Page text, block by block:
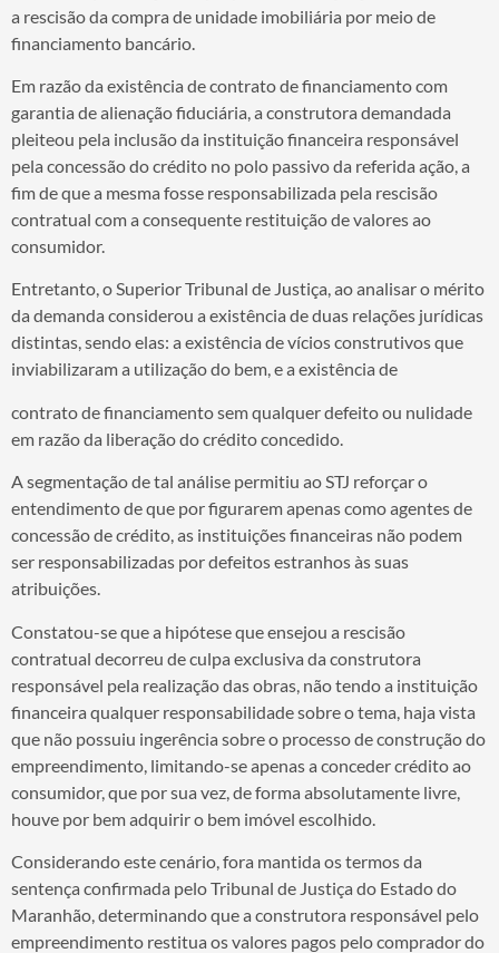
a rescisão da compra de unidade imobiliária por meio de
financiamento bancário.
Em razão da existência de contrato de financiamento com
garantia de alienação fiduciária, a construtora demandada
pleiteou pela inclusão da instituição financeira responsável
pela concessão do crédito no polo passivo da referida ação, a
fim de que a mesma fosse responsabilizada pela rescisão
contratual com a consequente restituição de valores ao
consumidor.
Entretanto, o Superior Tribunal de Justiça, ao analisar o mérito
da demanda considerou a existência de duas relações jurídicas
distintas, sendo elas: a existência de vícios construtivos que
inviabilizaram a utilização do bem, e a existência de
contrato de financiamento sem qualquer defeito ou nulidade
em razão da liberação do crédito concedido.
A segmentação de tal análise permitiu ao STJ reforçar o
entendimento de que por figurarem apenas como agentes de
concessão de crédito, as instituições financeiras não podem
ser responsabilizadas por defeitos estranhos às suas
atribuições.
Constatou-se que a hipótese que ensejou a rescisão
contratual decorreu de culpa exclusiva da construtora
responsável pela realização das obras, não tendo a instituição
financeira qualquer responsabilidade sobre o tema, haja vista
que não possuiu ingerência sobre o processo de construção do
empreendimento, limitando-se apenas a conceder crédito ao
consumidor, que por sua vez, de forma absolutamente livre,
houve por bem adquirir o bem imóvel escolhido.
Considerando este cenário, fora mantida os termos da
sentença confirmada pelo Tribunal de Justiça do Estado do
Maranhão, determinando que a construtora responsável pelo
empreendimento restitua os valores pagos pelo comprador do